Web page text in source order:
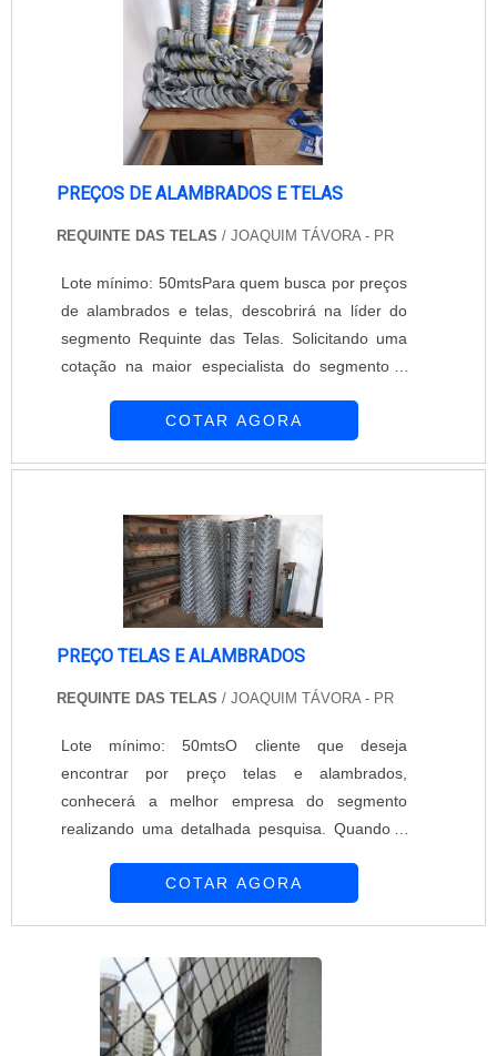
partes plásticas, e...
PREÇOS DE ALAMBRADOS E TELAS
REQUINTE DAS TELAS / JOAQUIM TÁVORA - PR
Lote mínimo: 50mtsPara quem busca por preços
de alambrados e telas, descobrirá na líder do
segmento Requinte das Telas. Solicitando uma
cotação na maior especialista do segmento e
área de atuação.É importante lembrar que o
materiais, além de evitar prejuízos com subst...
COTAR AGORA
PREÇO TELAS E ALAMBRADOS
REQUINTE DAS TELAS / JOAQUIM TÁVORA - PR
Lote mínimo: 50mtsO cliente que deseja
encontrar por preço telas e alambrados,
conhecerá a melhor empresa do segmento
realizando uma detalhada pesquisa. Quando o
melhor mão de obra da Requinte das Telas
de cada cliente.MAIS SOBRE PREÇO TELAS E
ALAMBRADOSHá muitas maneiras eficientes de
demonstrar competência e ex...
COTAR AGORA